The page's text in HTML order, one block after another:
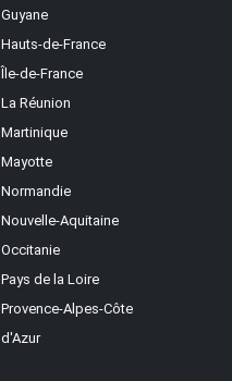
Guyane
Hauts-de-France
Île-de-France
La Réunion
Martinique
Mayotte
Normandie
Nouvelle-Aquitaine
Occitanie
Pays de la Loire
Provence-Alpes-Côte
d'Azur